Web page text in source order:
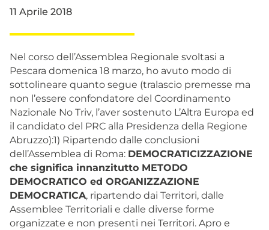
11 Aprile 2018
Nel corso dell’Assemblea Regionale svoltasi a
Pescara domenica 18 marzo, ho avuto modo di
sottolineare quanto segue (tralascio premesse ma
non l’essere confondatore del Coordinamento
Nazionale No Triv, l’aver sostenuto L’Altra Europa ed
il candidato del PRC alla Presidenza della Regione
Abruzzo):1) Ripartendo dalle conclusioni
dell’Assemblea di Roma: DEMOCRATICIZZAZIONE
che significa innanzitutto METODO
DEMOCRATICO ed ORGANIZZAZIONE
DEMOCRATICA, ripartendo dai Territori, dalle
Assemblee Territoriali e dalle diverse forme
organizzate e non presenti nei Territori. Apro e